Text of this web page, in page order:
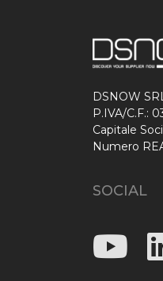
DSNOW
P.IVA/C.F.:
Capitale
Numero
SOCIAL